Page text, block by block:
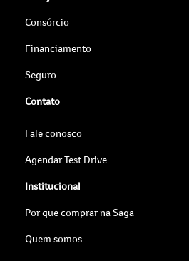
Consórcio
Financiamento
Seguro
Contato
Fale conosco
Agendar Test Drive
Institucional
Por que comprar na Saga
Quem somos